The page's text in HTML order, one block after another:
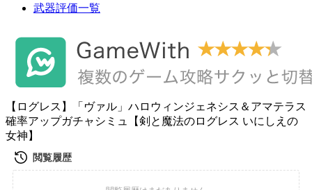
武器評価一覧
【ログレス】「ヴァル」ハロウィンジェネシス＆アマテラス
確率アップガチャシミュ【剣と魔法のログレス いにしえの
女神】